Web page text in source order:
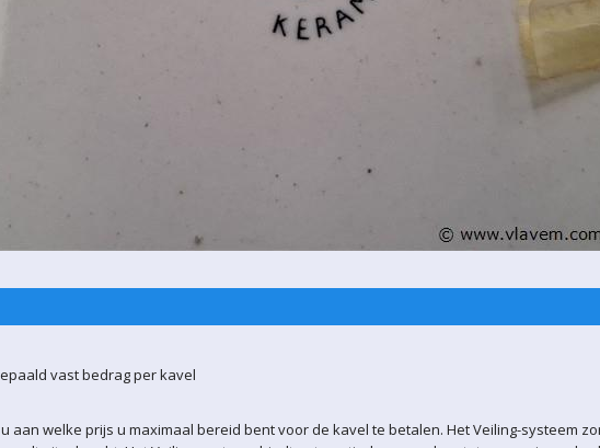
vast bedrag per kavel
aan welke prijs u maximaal bereid bent voor de kavel te betalen. Het Veiling-systeem